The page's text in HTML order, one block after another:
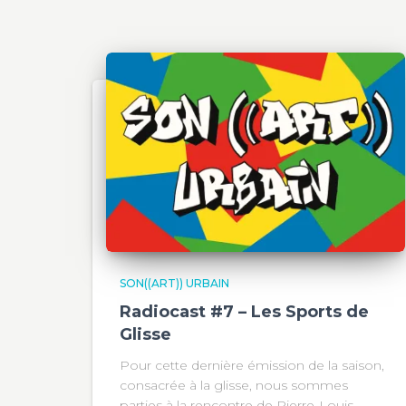
SON((ART)) URBAIN
Radiocast #7 – Les Sports de
Glisse
Pour cette dernière émission de la saison,
consacrée à la glisse, nous sommes